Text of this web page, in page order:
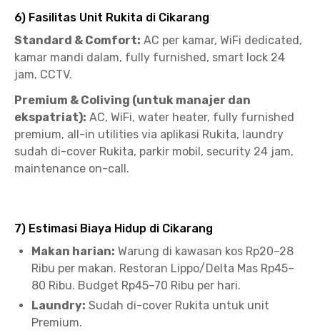
6) Fasilitas Unit Rukita di Cikarang
Standard & Comfort: AC per kamar, WiFi dedicated,
kamar mandi dalam, fully furnished, smart lock 24
jam, CCTV.
Premium & Coliving (untuk manajer dan
ekspatriat): AC, WiFi, water heater, fully furnished
premium, all-in utilities via aplikasi Rukita, laundry
sudah di-cover Rukita, parkir mobil, security 24 jam,
maintenance on-call.
7) Estimasi Biaya Hidup di Cikarang
Makan harian: Warung di kawasan kos Rp20–28
Ribu per makan. Restoran Lippo/Delta Mas Rp45–
80 Ribu. Budget Rp45–70 Ribu per hari.
Laundry: Sudah di-cover Rukita untuk unit
Premium.